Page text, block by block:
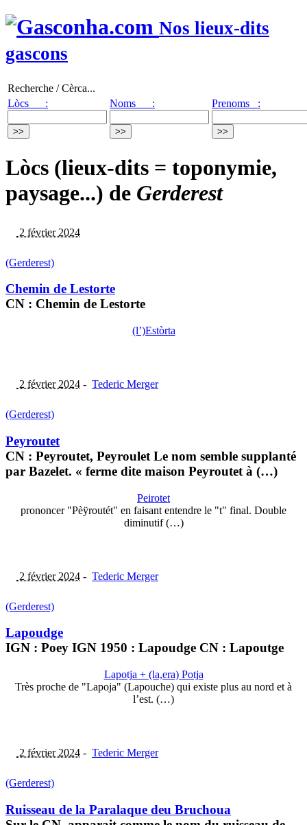
Nos lieux-dits
gascons
Recherche / Cèrca...
Lòcs :
Noms : Prenoms :
Lòcs (lieux-dits = toponymie,
paysage...) de Gerderest
2 février 2024
(Gerderest)
Chemin de Lestorte
CN : Chemin de Lestorte
(l’)Estòrta
2 février 2024 - Tederic Merger
(Gerderest)
Peyroutet
CN : Peyroutet, Peyroulet Le nom semble supplanté
par Bazelet. « ferme dite maison Peyroutet à (…)
Peirotet
prononcer "Pèÿroutét" en faisant entendre le "t" final. Double
diminutif (…)
2 février 2024 - Tederic Merger
(Gerderest)
Lapoudge
IGN : Poey IGN 1950 : Lapoudge CN : Lapoutge
Lapotja + (la,era) Potja
Très proche de "Lapoja" (Lapouche) qui existe plus au nord et à
l’est. (…)
2 février 2024 - Tederic Merger
(Gerderest)
Ruisseau de la Paralaque deu Bruchoua